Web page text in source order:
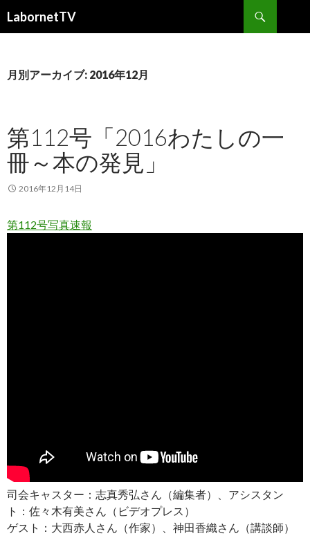
LabornetTV
索
ン
動
月別アーカイブ: 2016年12月
第112号「2016わたしの一
冊～本の発見」
2016年12月14日
第112号写真速報
司会キャスター：志真秀弘さん（編集者）、アシスタン
ト：佐々木有美さん（ビデオプレス）
ゲスト：大西赤人さん（作家）、神田香織さん（講談師）